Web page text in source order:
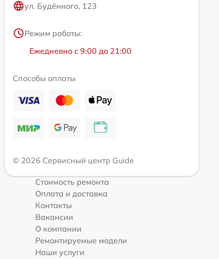
ул. Будённого, 123
Режим работы:
Ежедневно с 9:00 до 21:00
Способы оплаты
© 2026 Сервисный центр Guide
Стоимость ремонта
Оплата и доставка
Контакты
Вакансии
О компании
Ремонтируемые модели
Наши услуги